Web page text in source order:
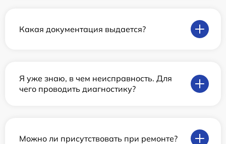
Какая документация выдается?
Я уже знаю, в чем неисправность. Для
чего проводить диагностику?
Можно ли присутствовать при ремонте?